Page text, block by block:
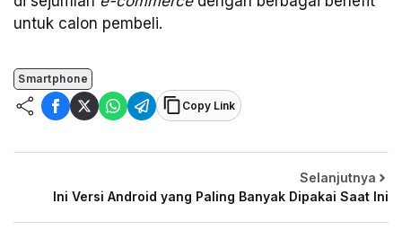
untuk calon pembeli.
Smartphone
Copy Link
Selanjutnya
Ini Versi Android yang Paling Banyak Dipakai Saat Ini